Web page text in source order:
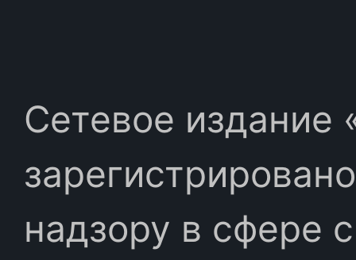
Сетевое издание
надзору в сфере